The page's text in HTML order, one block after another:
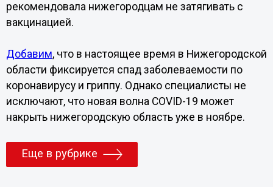
рекомендовала нижегородцам не затягивать с
вакцинацией.
Добавим, что в настоящее время в Нижегородской
области фиксируется спад заболеваемости по
коронавирусу и гриппу. Однако специалисты не
исключают, что новая волна COVID-19 может
накрыть нижегородскую область уже в ноябре.
Еще в рубрике